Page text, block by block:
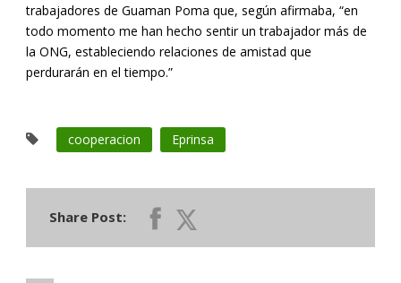
trabajadores de Guaman Poma que, según afirmaba, “en
todo momento me han hecho sentir un trabajador más de
la ONG, estableciendo relaciones de amistad que
perdurarán en el tiempo.”
cooperacion Eprinsa
Share Post: